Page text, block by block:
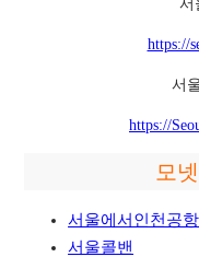
서
https://
서
https://
모
서울에서인천공
서울콜밴